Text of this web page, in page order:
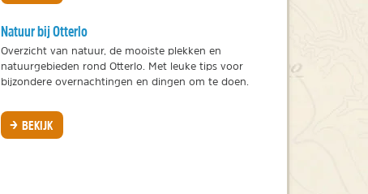
Natuur bij Otterlo
Overzicht van natuur, de mooiste plekken en
natuurgebieden rond Otterlo. Met leuke tips voor
bijzondere overnachtingen en dingen om te doen.
BEKIJK